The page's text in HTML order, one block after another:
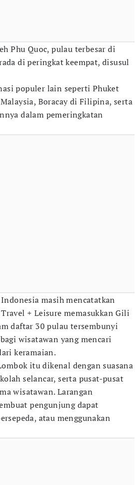
Phu Quoc, pulau terbesar di
di peringkat keempat, disusul
populer lain seperti Phuket
Boracay di Filipina, serta
dalam pemeringkatan
masih mencatatkan
+ Leisure memasukkan Gili
daftar 30 pulau tersembunyi
wisatawan yang mencari
keramaian.
itu dikenal dengan suasana
selancar, serta pusat-pusat
wisatawan. Larangan
pengunjung dapat
atau menggunakan